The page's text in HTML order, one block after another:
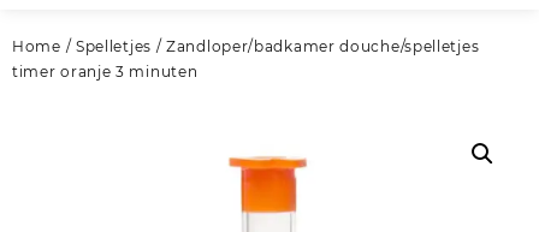
Home / Spelletjes / Zandloper/badkamer douche/spelletjes
timer oranje 3 minuten